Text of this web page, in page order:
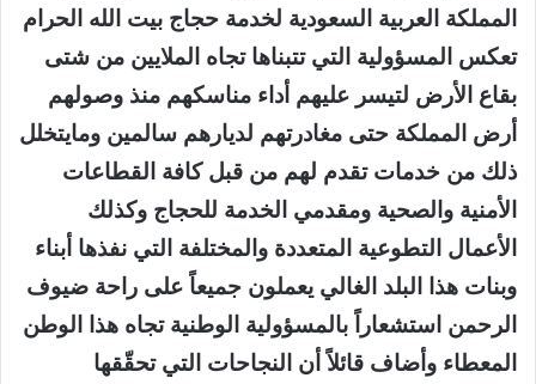
المملكة العربية السعودية لخدمة حجاج بيت الله الحرام
تعكس المسؤولية التي تتبناها تجاه الملايين من شتى
بقاع الأرض لتيسر عليهم أداء مناسكهم منذ وصولهم
أرض المملكة حتى مغادرتهم لديارهم سالمين ومايتخلل
ذلك من خدمات تقدم لهم من قبل كافة القطاعات
الأمنية والصحية ومقدمي الخدمة للحجاج وكذلك
الأعمال التطوعية المتعددة والمختلفة التي نفذها أبناء
وبنات هذا البلد الغالي يعملون جميعاً على راحة ضيوف
الرحمن استشعاراً بالمسؤولية الوطنية تجاه هذا الوطن
المعطاء وأضاف قائلاً أن النجاحات التي تحقّقها